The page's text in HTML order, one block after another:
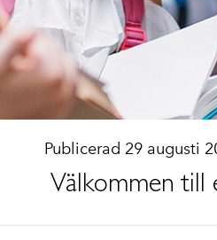
Publicerad 29 augusti
Välkommen till